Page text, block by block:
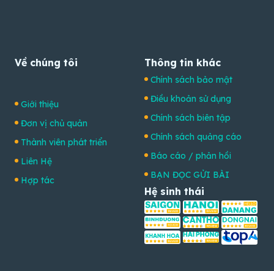
Về chúng tôi
Giới thiệu
Đơn vị chủ quản
Thành viên phát triển
Liên Hệ
Hợp tác
Thông tin khác
Chính sách bảo mật
Điều khoản sử dụng
Chính sách biên tập
Chính sách quảng cáo
Báo cáo / phản hồi
BẠN ĐỌC GỬI BÀI
Hệ sinh thái